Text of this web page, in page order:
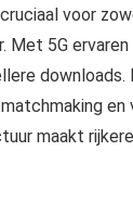
voor
Met 5G
en
maakt